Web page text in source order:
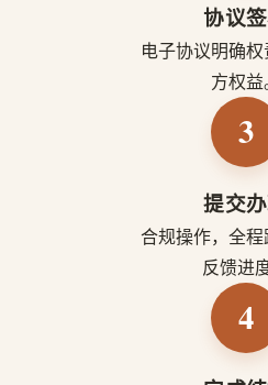
协议
电子协议明确
方权益
3
提交
合规操作，全
反馈进度
4